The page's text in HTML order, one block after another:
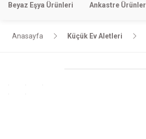
Beyaz Eşya Ürünleri Ankastre Ürünler
Anasayfa Küçük Ev Aletleri